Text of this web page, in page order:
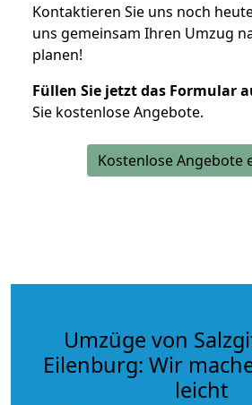
Kontaktieren Sie uns noch
uns gemeinsam Ihren Umzug
planen!
Füllen Sie jetzt das Formular
Sie kostenlose Angebote.
Kostenlose Angebote
Umzüge von
Eilenburg: Wir
leicht